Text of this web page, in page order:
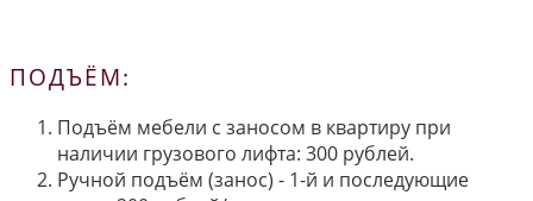
ПОДЪЁМ:
Подъём мебели с заносом в квартиру при
наличии грузового лифта: 300 рублей.
Ручной подъём (занос) - 1-й и последующие